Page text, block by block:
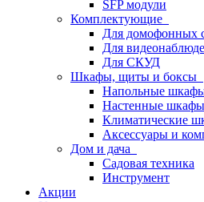
SFP модули
Комплектующие
Для домофонных
Для
Для СКУД
Шкафы, щиты и боксы
Напольные
Настенные шкафы
Климатические
Аксессуары и
Дом и дача
Садовая техника
Инструмент
Акции